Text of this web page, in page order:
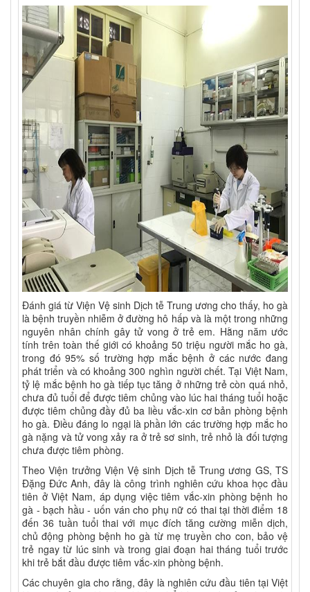
Đánh giá từ Viện Vệ sinh Dịch tễ Trung ương cho thấy, ho gà
là bệnh truyền nhiễm ở đường hô hấp và là một trong những
nguyên nhân chính gây tử vong ở trẻ em. Hằng năm ước
tính trên toàn thế giới có khoảng 50 triệu người mắc ho gà,
trong đó 95% số trường hợp mắc bệnh ở các nước đang
phát triển và có khoảng 300 nghìn người chết. Tại Việt Nam,
tỷ lệ mắc bệnh ho gà tiếp tục tăng ở những trẻ còn quá nhỏ,
chưa đủ tuổi để được tiêm chủng vào lúc hai tháng tuổi hoặc
được tiêm chủng đầy đủ ba liều vắc-xin cơ bản phòng bệnh
ho gà. Điều đáng lo ngại là phần lớn các trường hợp mắc ho
gà nặng và tử vong xảy ra ở trẻ sơ sinh, trẻ nhỏ là đối tượng
chưa được tiêm phòng.
Theo Viện trưởng Viện Vệ sinh Dịch tễ Trung ương GS, TS
Đặng Đức Anh, đây là công trình nghiên cứu khoa học đầu
tiên ở Việt Nam, áp dụng việc tiêm vắc-xin phòng bệnh ho
gà - bạch hầu - uốn ván cho phụ nữ có thai tại thời điểm 18
đến 36 tuần tuổi thai với mục đích tăng cường miễn dịch,
chủ động phòng bệnh ho gà từ mẹ truyền cho con, bảo vệ
trẻ ngay từ lúc sinh và trong giai đoạn hai tháng tuổi trước
khi trẻ bắt đầu được tiêm vắc-xin phòng bệnh.
Các chuyên gia cho rằng, đây là nghiên cứu đầu tiên tại Việt